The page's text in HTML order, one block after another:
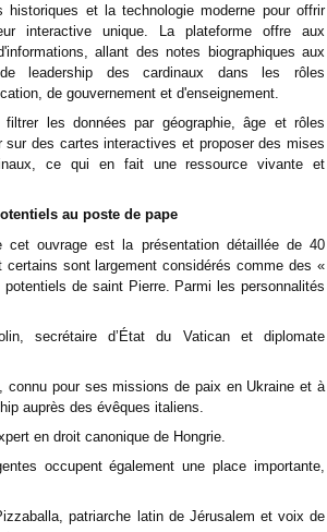
historiques et la technologie moderne pour offrir
interactive unique. La plateforme offre aux
allant des notes biographiques aux
leadership des cardinaux dans les rôles
de gouvernement et d'enseignement.
filtrer les données par géographie, âge et rôles
sur des cartes interactives et proposer des mises
ce qui en fait une ressource vivante et
au poste de pape
cet ouvrage est la présentation détaillée de 40
certains sont largement considérés comme des «
de saint Pierre. Parmi les personnalités
secrétaire d’État du Vatican et diplomate
connu pour ses missions de paix en Ukraine et à
auprès des évêques italiens.
en droit canonique de Hongrie.
occupent également une place importante,
patriarche latin de Jérusalem et voix de